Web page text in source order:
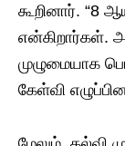
கூறினார். “8
என்கிறார்கள்.
முழுமையாக
கேள்வி